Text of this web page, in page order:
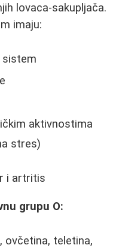
lovaca-sakupljača.
imaju:
sistem
aktivnostima
stres)
i artritis
grupu O:
ovčetina, teletina,